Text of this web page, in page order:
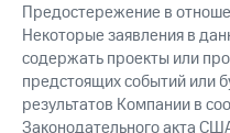
Предостережение в
Некоторые заявления в
содержать проекты или
предстоящих событий или
результатов Компании в